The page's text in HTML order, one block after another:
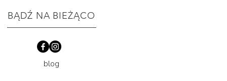
BĄDŹ NA BIEŻĄCO
blog